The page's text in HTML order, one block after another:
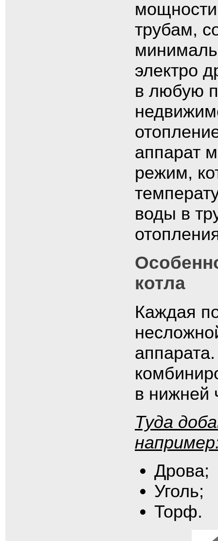
трубам,
электро
в любую
аппарат
режим,
воды в
котла
Каждая
в нижней
Туда
Дрова;
Уголь;
Торф.